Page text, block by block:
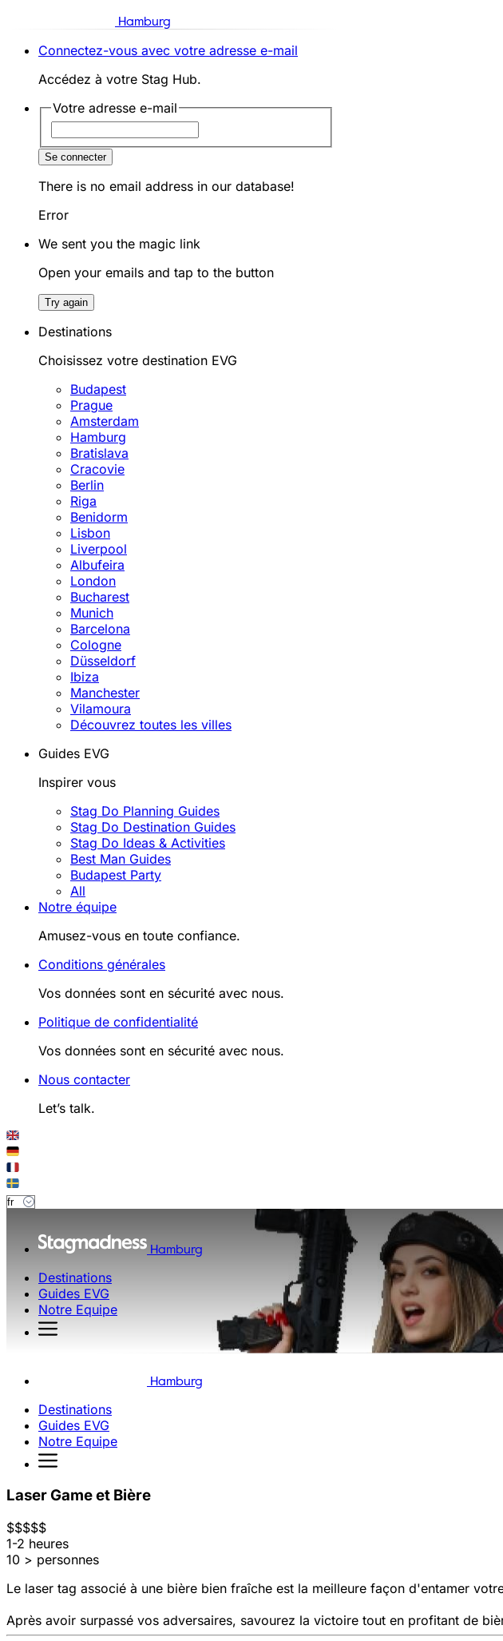
Hamburg
Connectez-vous avec votre adresse e-mail
Accédez à votre Stag Hub.
Votre adresse e-mail
Se connecter
There is no email address in our database!
Error
We sent you the magic link
Open your emails and tap to the button
Try again
Destinations
Choisissez votre destination EVG
Budapest
Prague
Amsterdam
Hamburg
Bratislava
Cracovie
Berlin
Riga
Benidorm
Lisbon
Liverpool
Albufeira
London
Bucharest
Munich
Barcelona
Cologne
Düsseldorf
Ibiza
Manchester
Vilamoura
Découvrez toutes les villes
Guides EVG
Inspirer vous
Stag Do Planning Guides
Stag Do Destination Guides
Stag Do Ideas & Activities
Best Man Guides
Budapest Party
All
Notre équipe
Amusez-vous en toute confiance.
Conditions générales
Vos données sont en sécurité avec nous.
Politique de confidentialité
Vos données sont en sécurité avec nous.
Nous contacter
Let’s talk.
Hamburg
Destinations
Guides EVG
Notre Equipe
Hamburg
Destinations
Guides EVG
Notre Equipe
Laser Game et Bière
$$$$$
1-2 heures
10 > personnes
Le laser tag associé à une bière bien fraîche est la meilleure façon d'entamer
Après avoir surpassé vos adversaires, savourez la victoire tout en profitant de